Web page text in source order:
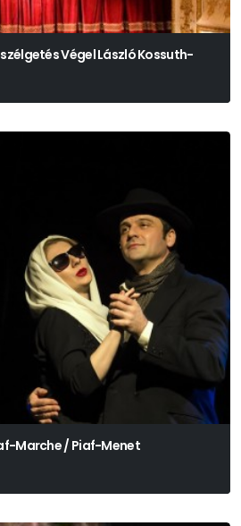
Végel László Kossuth-
Marche / Piaf-Menet